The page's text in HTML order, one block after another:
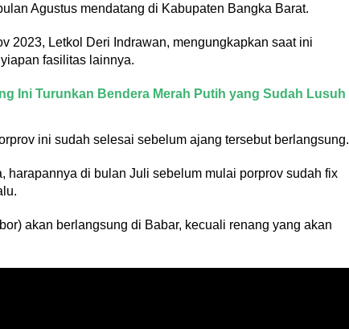
Agustus mendatang di Kabupaten Bangka Barat.
2023, Letkol Deri Indrawan, mengungkapkan saat ini
fasilitas lainnya.
Ini Turunkan Bendera Merah Putih yang Sudah Lusuh
ini sudah selesai sebelum ajang tersebut berlangsung.
harapannya di bulan Juli sebelum mulai porprov sudah fix
akan berlangsung di Babar, kecuali renang yang akan